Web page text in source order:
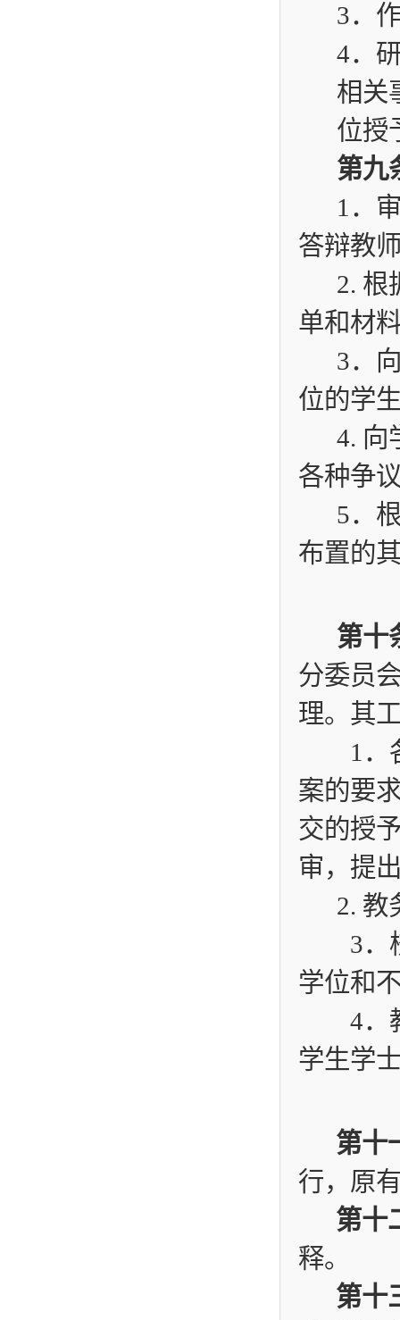
3．
4．
相关
位授
第九
1 ．
答辩教
2. 根
单和材
3．
位的学
4. 向
各种争
5．
布置的
第十
分委员
理。其
1 ．
案的要
交的授
审，提
2. 教
3．
学位和
4．
学生学
第十
行，原
第十
释。
第十